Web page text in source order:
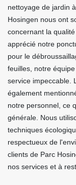
nettoyage de jardin
Hosingen nous ont
concernant la
apprécié notre
pour le
feuilles, notre
service impeccable.
également
notre personnel, ce
générale. Nous
techniques
respectueux de
clients de Parc
nos services et à